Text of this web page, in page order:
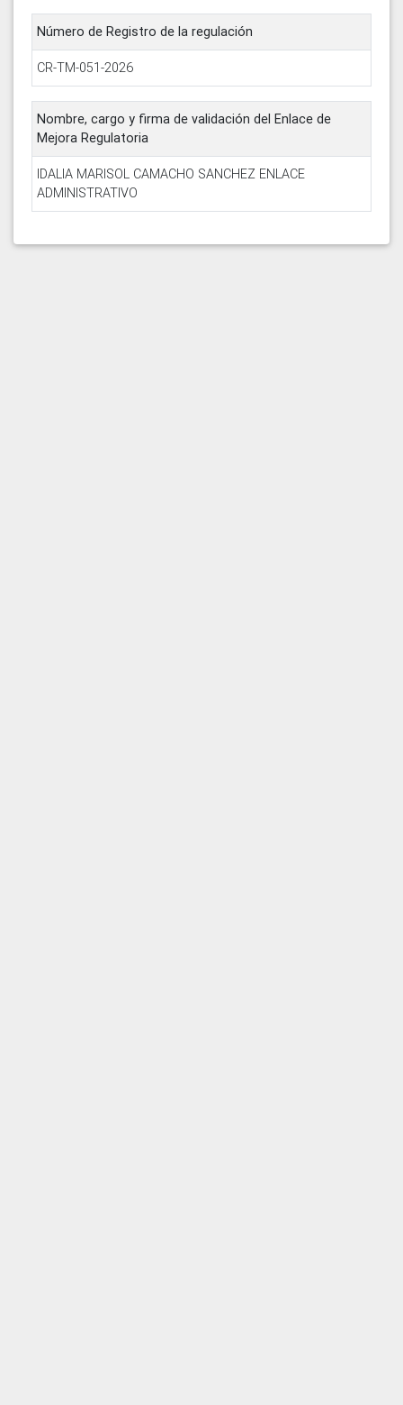
Número de Registro de la regulación
CR-TM-051-2026
Nombre, cargo y firma de validación del Enlace de
Mejora Regulatoria
IDALIA MARISOL CAMACHO SANCHEZ ENLACE
ADMINISTRATIVO